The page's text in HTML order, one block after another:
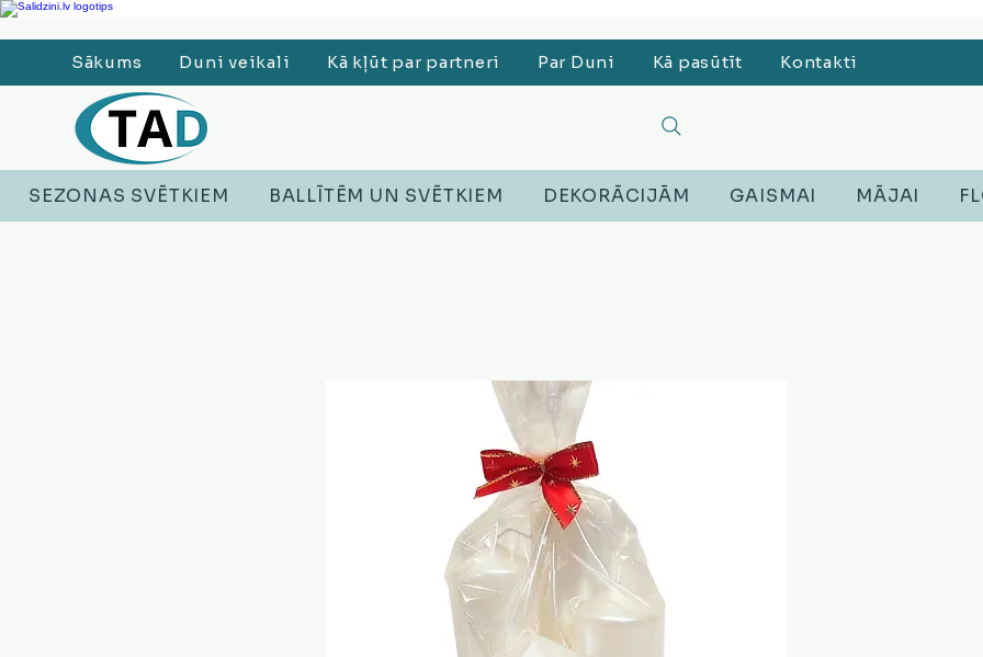
Ledusskapji, Sadzīves tehnika, Smaržas, Operatīvā atmiņa, Putekļu sūcēji, Lego, Austiņas
Sākums Duni veikali Kā kļūt par partneri Par Duni Kā pasūtīt Kontakti
SEZONAS SVĒTKIEM BALLĪTĒM UN SVĒTKIEM DEKORĀCIJĀM GAISMAI MĀJAI